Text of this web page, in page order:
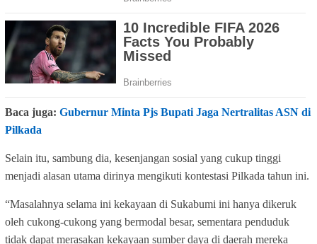
Baca juga: Gubernur Minta Pjs Bupati Jaga Nertralitas ASN di
Pilkada
Selain itu, sambung dia, kesenjangan sosial yang cukup tinggi
menjadi alasan utama dirinya mengikuti kontestasi Pilkada tahun ini.
“Masalahnya selama ini kekayaan di Sukabumi ini hanya dikeruk
oleh cukong-cukong yang bermodal besar, sementara penduduk
tidak dapat merasakan kekayaan sumber daya di daerah mereka